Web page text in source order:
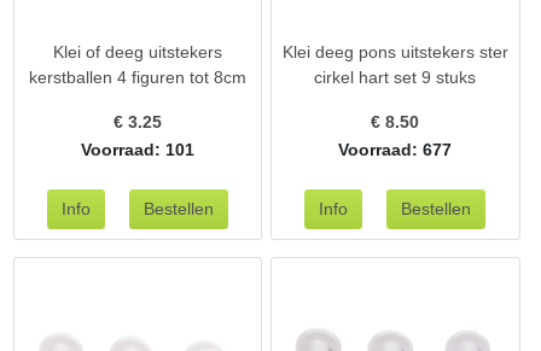
Klei of deeg uitstekers
kerstballen 4 figuren tot 8cm
€ 3.25
Voorraad: 101
Klei deeg pons uitstekers ster
cirkel hart set 9 stuks
€8.50
Voorraad: 677